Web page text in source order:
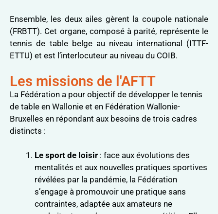
Ensemble, les deux ailes gèrent la coupole nationale
(FRBTT). Cet organe, composé à parité, représente le
tennis de table belge au niveau international (ITTF-
ETTU) et est l’interlocuteur au niveau du COIB.
Les missions de l'AFTT
La Fédération a pour objectif de développer le tennis
de table en Wallonie et en Fédération Wallonie-
Bruxelles en répondant aux besoins de trois cadres
distincts :
Le sport de loisir : face aux évolutions des
mentalités et aux nouvelles pratiques sportives
révélées par la pandémie, la Fédération
s’engage à promouvoir une pratique sans
contraintes, adaptée aux amateurs ne